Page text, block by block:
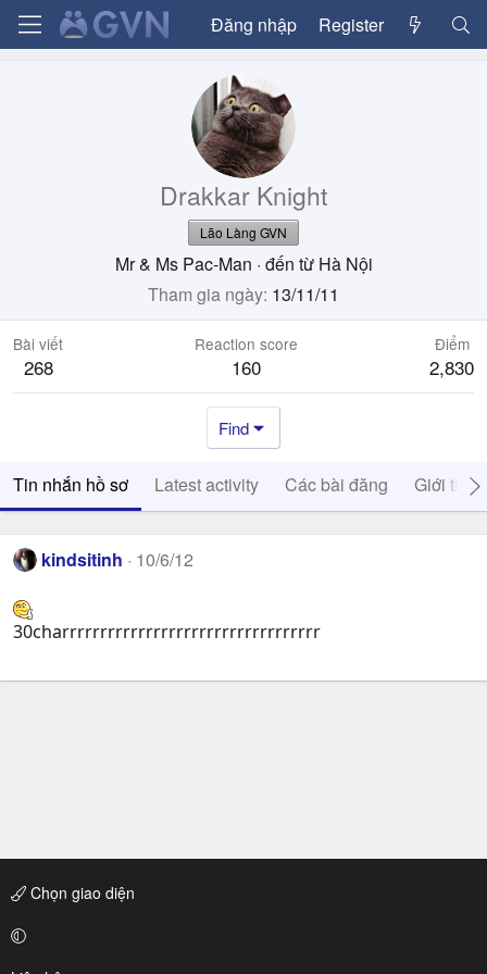
Đăng nhập Register
Drakkar Knight
Lão Làng GVN
Mr & Ms Pac-Man · đến từ Hà Nội
Tham gia ngày 13/11/11
Bài viết
268
Reaction score
160
Điểm
2,830
Find
Tin nhắn hồ sơ Latest activity Các bài đăng Giới thiệu
kindsitinh 10/6/12
30charrrrrrrrrrrrrrrrrrrrrrrrrrrrrrrrrr
Chọn giao diện